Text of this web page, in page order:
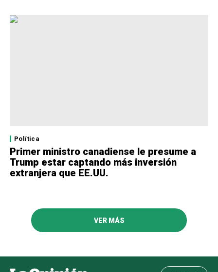
Política
Primer ministro canadiense le presume a
Trump estar captando más inversión
extranjera que EE.UU.
VER MÁS